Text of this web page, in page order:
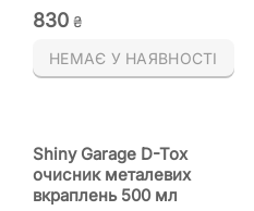
‍830‍ ₴
НЕМАЄ У НАЯВНОСТІ
Shiny Garage D-Tox
очисник металевих
вкраплень 500 мл